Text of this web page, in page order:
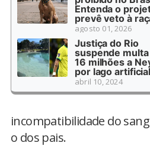
Entenda o
prevê veto à
agosto 01, 2026
Justiça do Rio
suspende multa
16 milhões a
por lago artificial
abril 10, 2024
incompatibilidade do
o dos pais.